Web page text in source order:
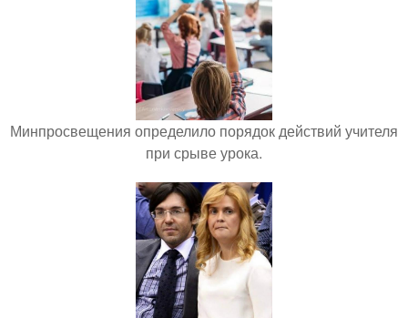
Минпросвещения определило порядок действий учителя
при срыве урока.